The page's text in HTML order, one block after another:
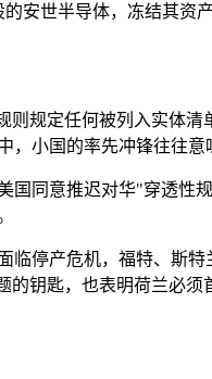
安世半导体，冻结其资
规定任何被列入实体清
小国的率先冲锋往往意
同意推迟对华"穿透性
停产危机，福特、斯
钥匙，也表明荷兰必须